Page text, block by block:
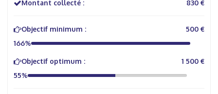
Montant collecté : 830 €
Objectif minimum :
500 €
166%
Objectif optimum :
1 500 €
55%